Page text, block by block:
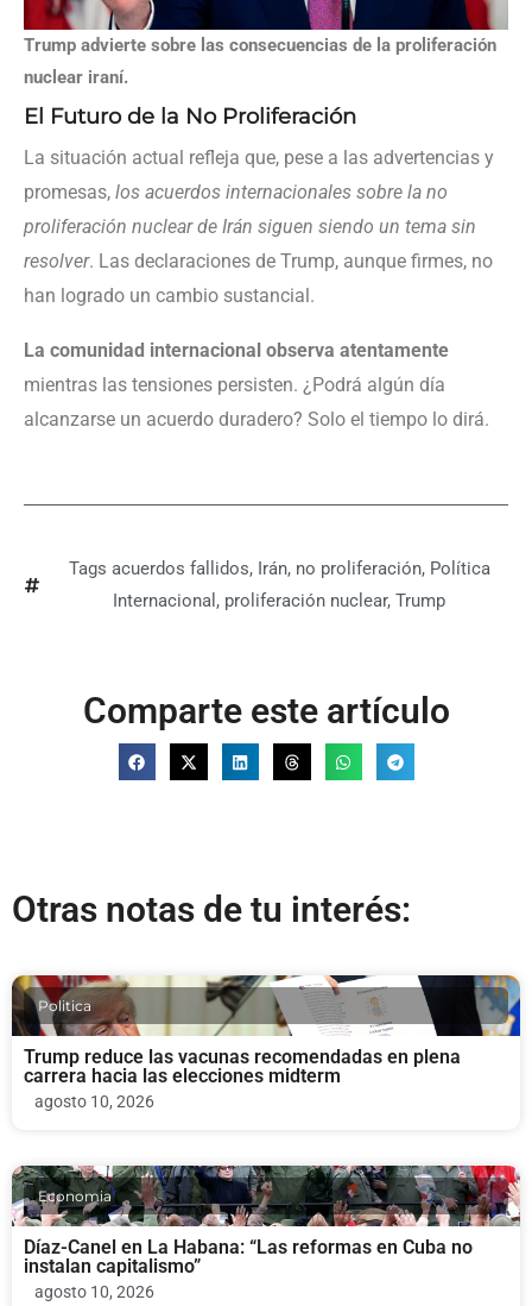
Trump advierte sobre las consecuencias de la proliferación
nuclear iraní.
El Futuro de la No Proliferación
La situación actual refleja que, pese a las advertencias y
promesas, los acuerdos internacionales sobre la no
proliferación nuclear de Irán siguen siendo un tema sin
resolver. Las declaraciones de Trump, aunque firmes, no
han logrado un cambio sustancial.
La comunidad internacional observa atentamente
mientras las tensiones persisten. ¿Podrá algún día
alcanzarse un acuerdo duradero? Solo el tiempo lo dirá.
Tags acuerdos fallidos, Irán, no proliferación, Política
Internacional , proliferación nuclear, Trump
Comparte este artículo
Otras notas de tu interés:
Politica
Trump reduce las vacunas recomendadas en plena
carrera hacia las elecciones midterm
agosto 10, 2026
Economia
Díaz-Canel en La Habana: “Las reformas en Cuba no
instalan capitalismo”
agosto 10, 2026